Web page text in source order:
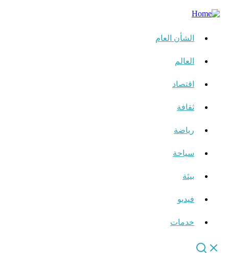
الشأن العام
العالم
اقتصاد
ثقافة
رياضة
سياحة
بيئة
فيديو
خدمات